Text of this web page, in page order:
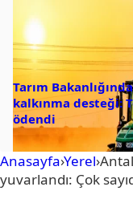
Tarım
kalkınma desteği:
ödendi
Anasayfa›Yerel›
yuvarlandı: Çok